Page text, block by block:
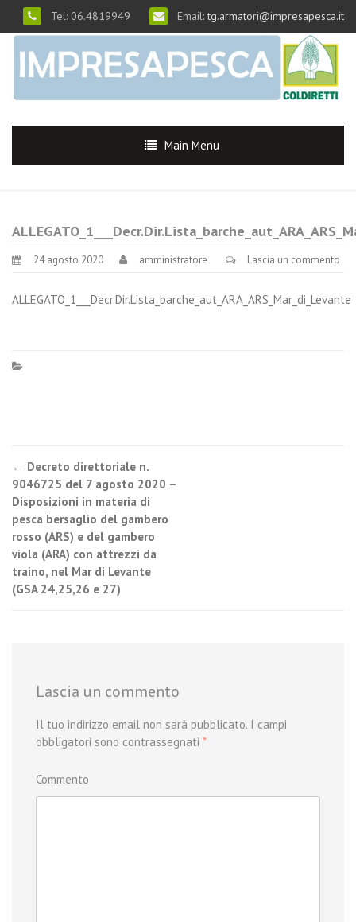
Tel: 06.4819949 Email:tg.armatori@impresapesca.it
Main Menu
24 agosto 2020 amministratore Lascia un commento
ALLEGATO_1___Decr.Dir.Lista_barche_aut_ARA_ARS_Mar_di_Levante
Post navigation
← Decreto direttoriale n.
9046725 del 7 agosto 2020 –
Disposizioni in materia di
pesca bersaglio del gambero
rosso (ARS) e del gambero
viola (ARA) con attrezzi da
traino, nel Mar di Levante
(GSA 24,25,26 e 27)
Lascia un commento
Il tuo indirizzo email non sarà pubblicato. I campi
obbligatori sono contrassegnati *
Commento